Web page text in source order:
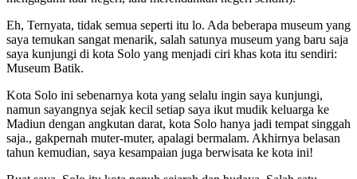
Eh, Ternyata, tidak semua seperti itu lo. Ada beberapa museum yang
saya temukan sangat menarik, salah satunya museum yang baru saja
saya kunjungi di kota Solo yang menjadi ciri khas kota itu sendiri:
Museum Batik.
Kota Solo ini sebenarnya kota yang selalu ingin saya kunjungi,
namun sayangnya sejak kecil setiap saya ikut mudik keluarga ke
Madiun dengan angkutan darat, kota Solo hanya jadi tempat singgah
saja., gakpernah muter-muter, apalagi bermalam. Akhirnya belasan
tahun kemudian, saya kesampaian juga berwisata ke kota ini!